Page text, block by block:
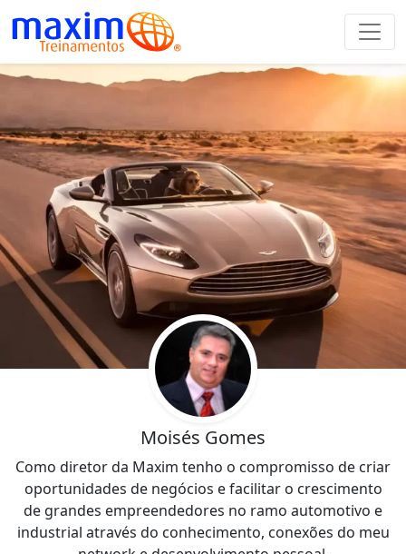
Moisés Gomes
Como diretor da Maxim tenho o compromisso de criar
oportunidades de negócios e facilitar o crescimento
de grandes empreendedores no ramo automotivo e
industrial através do conhecimento, conexões do meu